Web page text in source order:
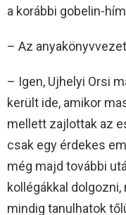
a korábbi gobelin-
– Az
– Igen, Ujhelyi Orsi
került ide, amikor
mellett zajlottak az
csak egy érdekes
még majd további
kollégákkal
mindig tanulhatok